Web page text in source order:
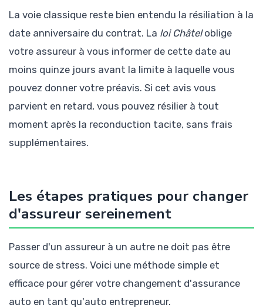
La voie classique reste bien entendu la résiliation à la
date anniversaire du contrat. La loi Châteloblige
votre assureur à vous informer de cette date au
moins quinze jours avant la limite à laquelle vous
pouvez donner votre préavis. Si cet avis vous
parvient en retard, vous pouvez résilier à tout
moment après la reconduction tacite, sans frais
supplémentaires.
Les étapes pratiques pour changer
d'assureur sereinement
Passer d'un assureur à un autre ne doit pas être
source de stress. Voici une méthode simple et
efficace pour gérer votre changement d'assurance
auto en tant qu'auto entrepreneur.